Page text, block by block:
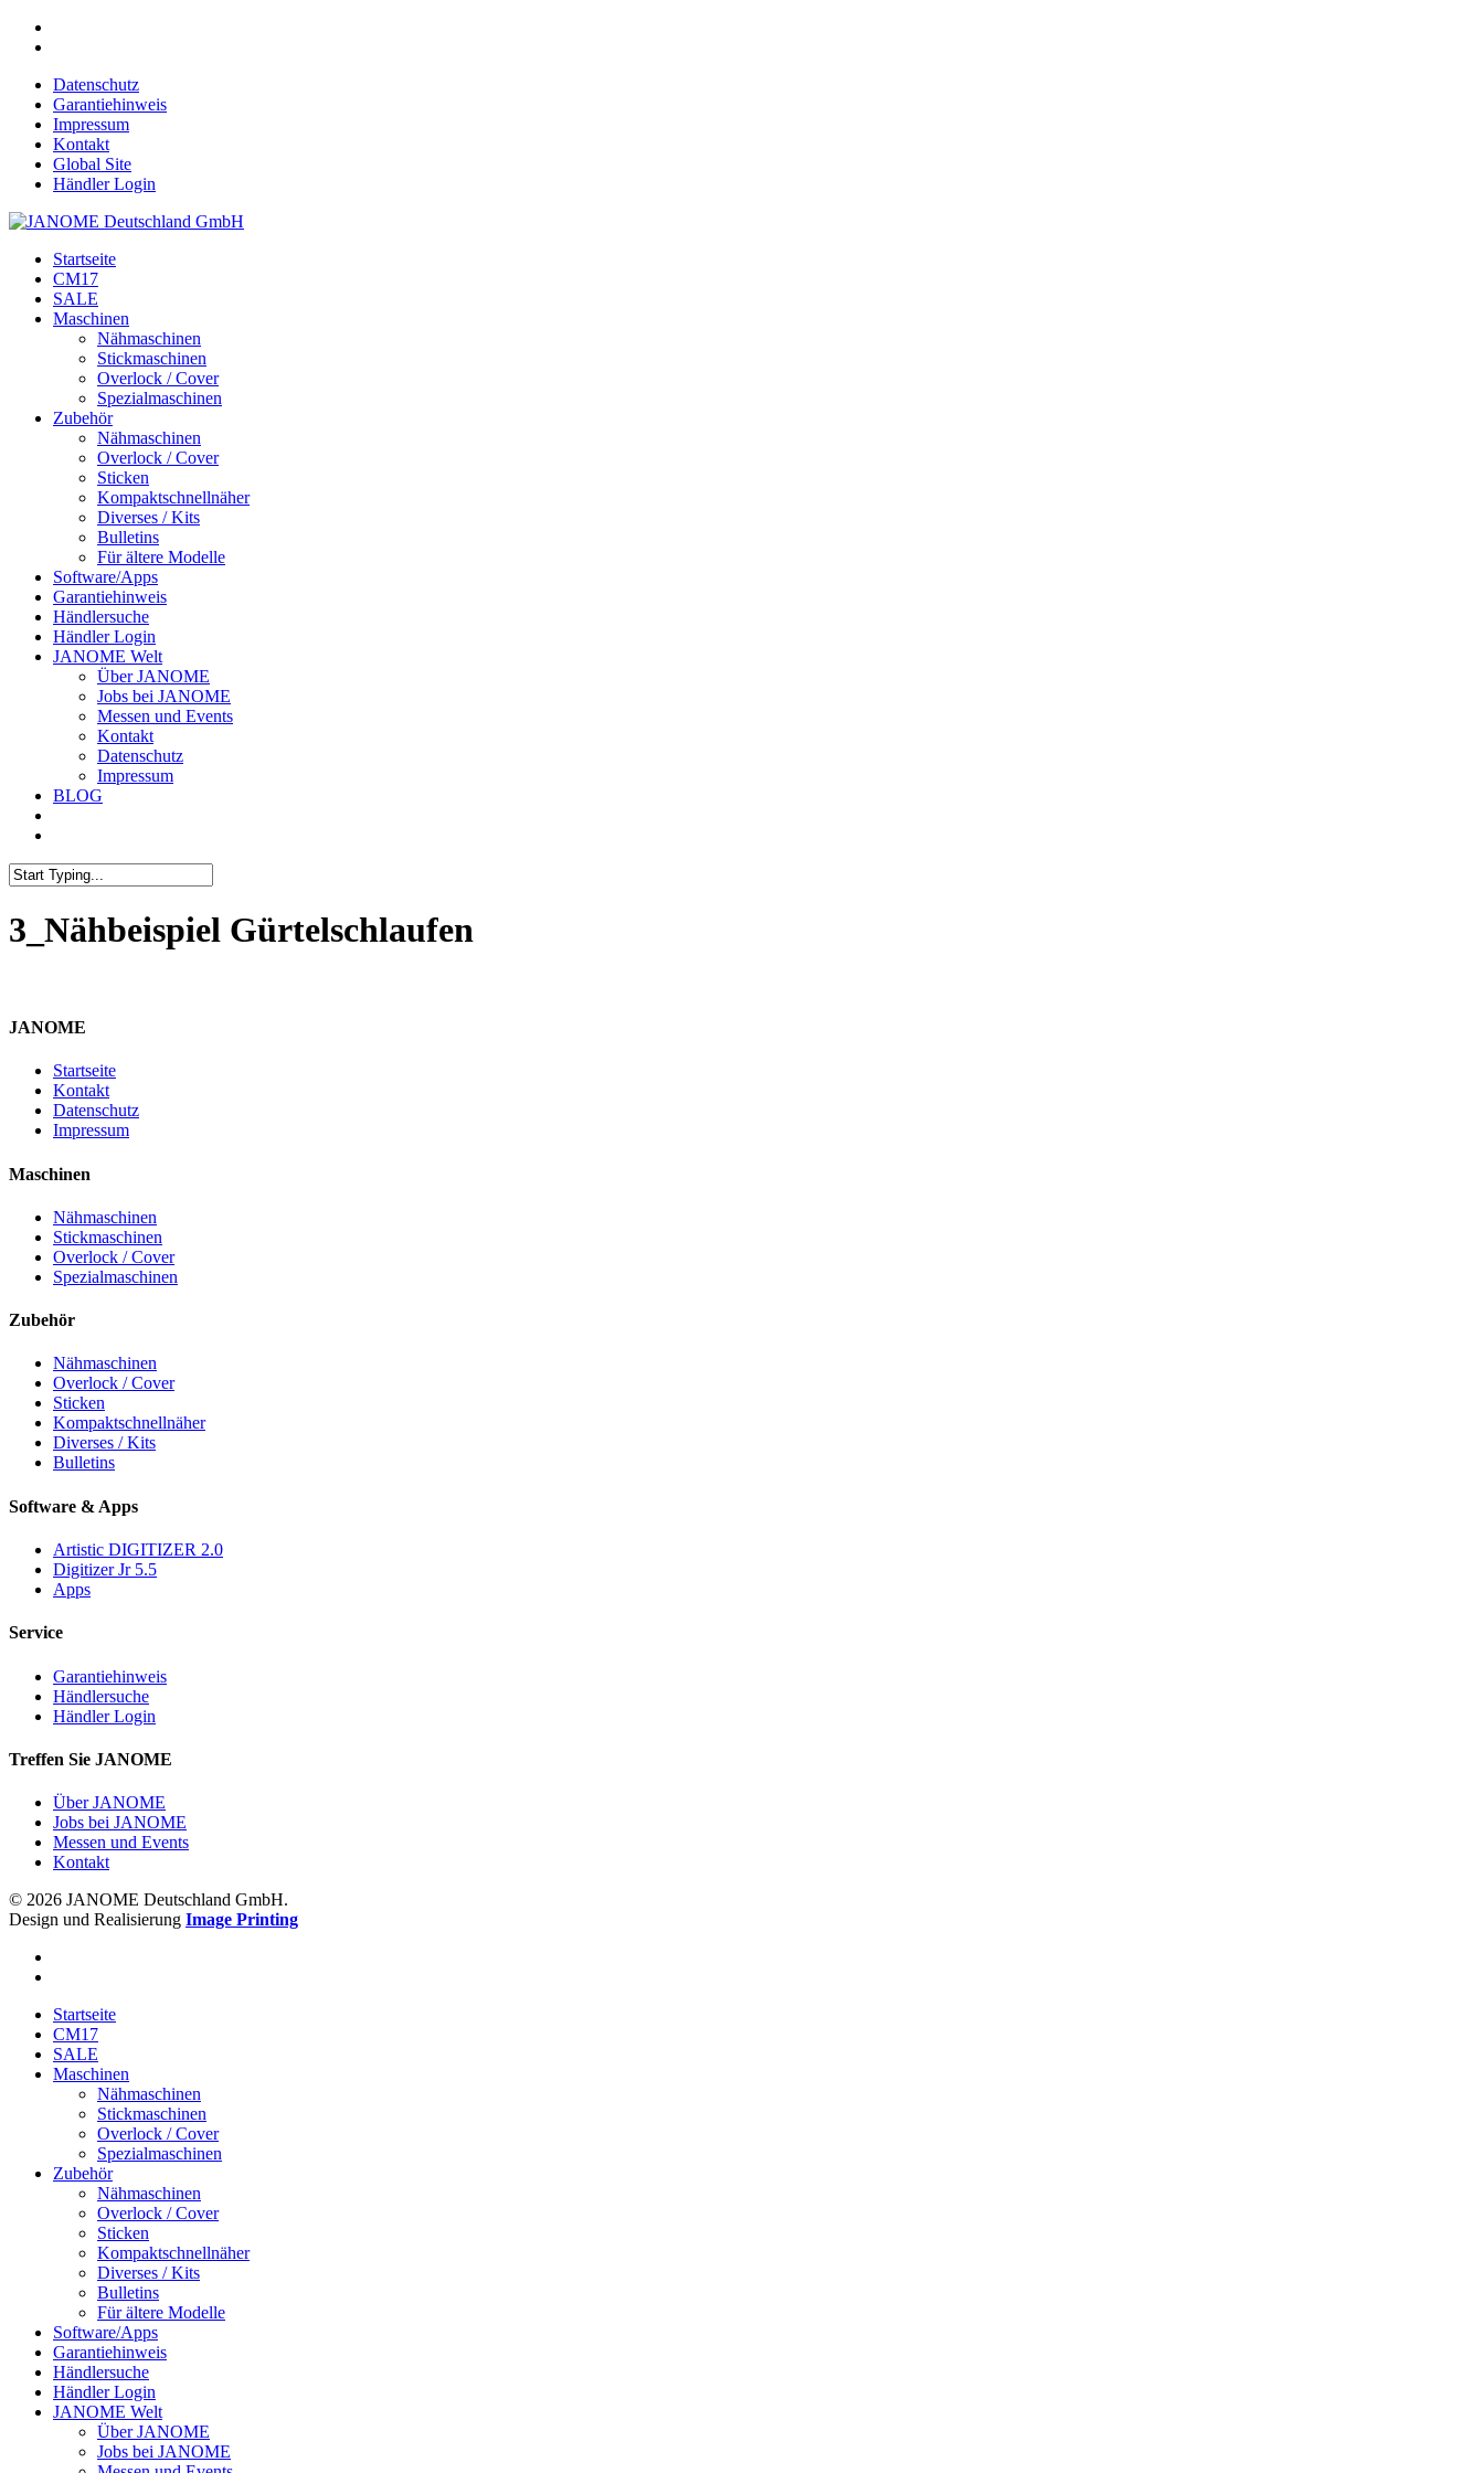
Datenschutz
Garantiehinweis
Impressum
Kontakt
Global Site
Händler Login
Startseite
CM17
SALE
Maschinen
Nähmaschinen
Stickmaschinen
Overlock / Cover
Spezialmaschinen
Zubehör
Nähmaschinen
Overlock / Cover
Sticken
Kompaktschnellnäher
Diverses / Kits
Bulletins
Für ältere Modelle
Software/Apps
Garantiehinweis
Händlersuche
Händler Login
JANOME Welt
Über JANOME
Jobs bei JANOME
Messen und Events
Kontakt
Datenschutz
Impressum
BLOG
3_Nähbeispiel Gürtelschlaufen
JANOME
Startseite
Kontakt
Datenschutz
Impressum
Maschinen
Nähmaschinen
Stickmaschinen
Overlock / Cover
Spezialmaschinen
Zubehör
Nähmaschinen
Overlock / Cover
Sticken
Kompaktschnellnäher
Diverses / Kits
Bulletins
Software & Apps
Artistic DIGITIZER 2.0
Digitizer Jr 5.5
Apps
Service
Garantiehinweis
Händlersuche
Händler Login
Treffen Sie JANOME
Über JANOME
Jobs bei JANOME
Messen und Events
Kontakt
© 2026 JANOME Deutschland GmbH.
Design und Realisierung Image Printing
Startseite
CM17
SALE
Maschinen
Nähmaschinen
Stickmaschinen
Overlock / Cover
Spezialmaschinen
Zubehör
Nähmaschinen
Overlock / Cover
Sticken
Kompaktschnellnäher
Diverses / Kits
Bulletins
Für ältere Modelle
Software/Apps
Garantiehinweis
Händlersuche
Händler Login
JANOME Welt
Über JANOME
Jobs bei JANOME